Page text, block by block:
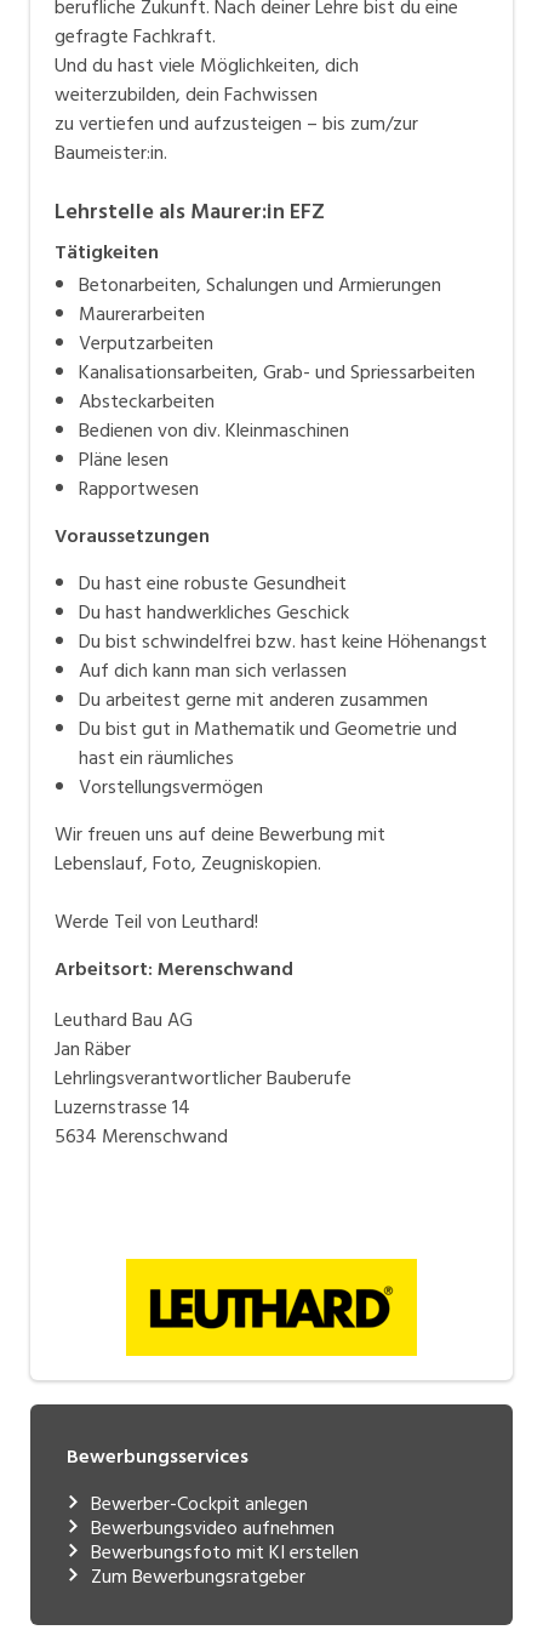
berufliche Zukunft. Nach deiner Lehre bist du eine
gefragte Fachkraft.
Und du hast viele Möglichkeiten, dich
weiterzubilden, dein Fachwissen
zu vertiefen und aufzusteigen – bis zum/zur
Baumeister:in.
Lehrstelle als Maurer:in EFZ
Tätigkeiten
Betonarbeiten, Schalungen und Armierungen
Maurerarbeiten
Verputzarbeiten
Kanalisationsarbeiten, Grab- und Spriessarbeiten
Absteckarbeiten
Bedienen von div. Kleinmaschinen
Pläne lesen
Rapportwesen
Voraussetzungen
Du hast eine robuste Gesundheit
Du hast handwerkliches Geschick
Du bist schwindelfrei bzw. hast keine Höhenangst
Auf dich kann man sich verlassen
Du arbeitest gerne mit anderen zusammen
Du bist gut in Mathematik und Geometrie und
hast ein räumliches
Vorstellungsvermögen
Wir freuen uns auf deine Bewerbung mit
Lebenslauf, Foto, Zeugniskopien.
Werde Teil von Leuthard!
Arbeitsort:Merenschwand
Leuthard Bau AG
Jan Räber
Lehrlingsverantwortlicher Bauberufe
Luzernstrasse 14
5634 Merenschwand
Bewerbungsservices
Bewerber-Cockpit anlegen
Bewerbungsvideo aufnehmen
Bewerbungsfoto mit KI erstellen
Zum Bewerbungsratgeber